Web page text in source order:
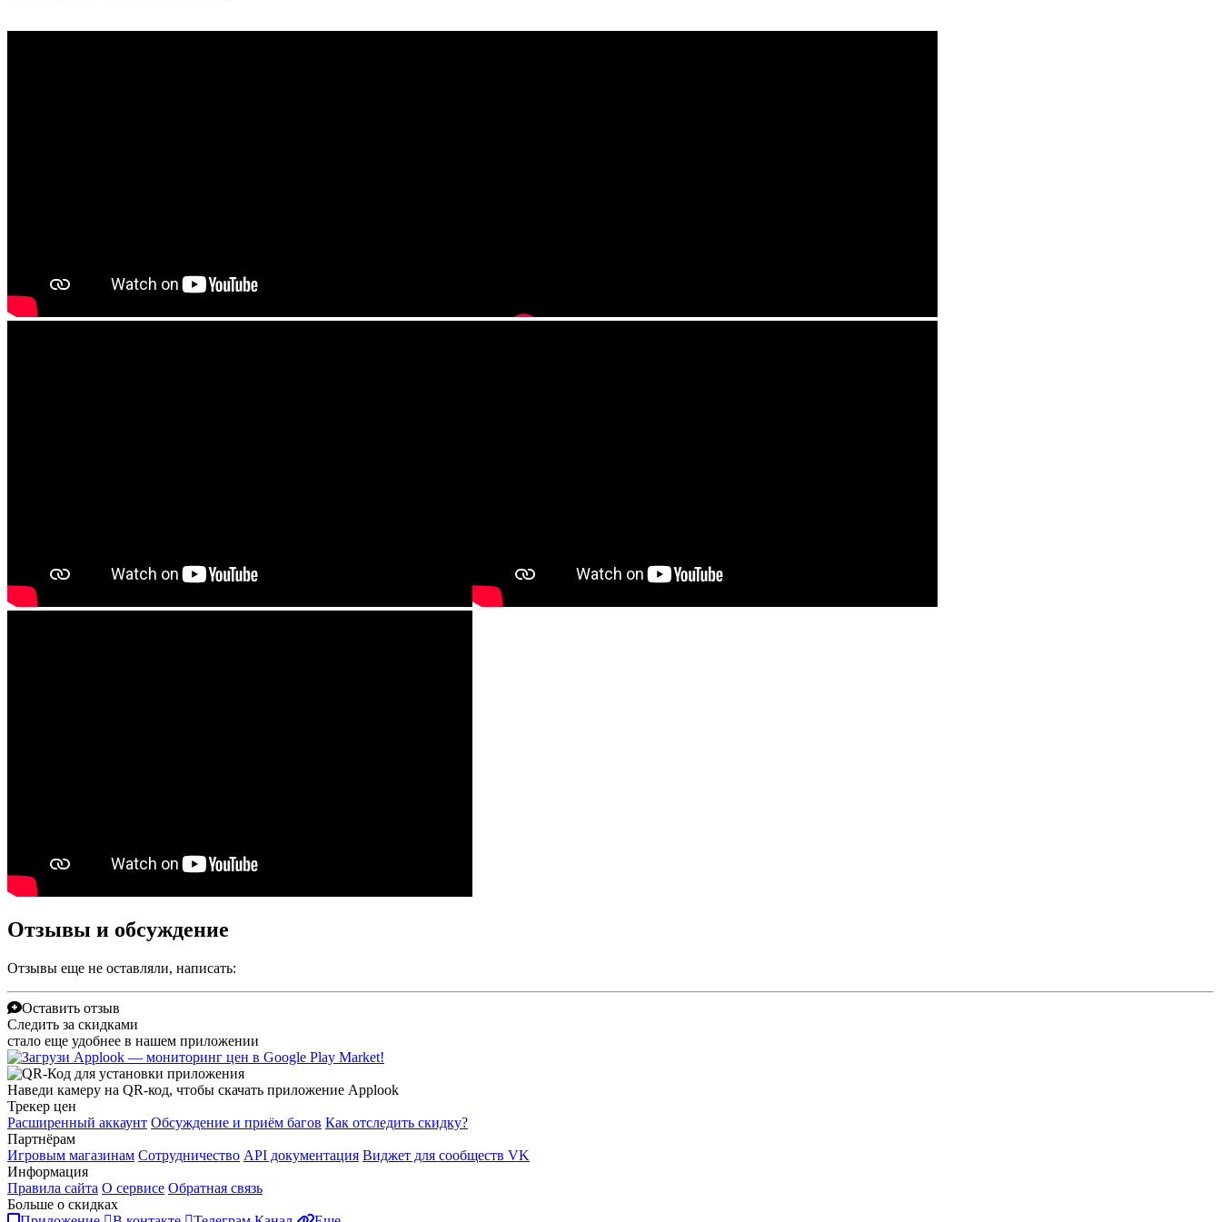
Отзывы и обсуждение
Отзывы еще не оставляли, написать:
Оставить отзыв
Следить за скидками
стало еще удобнее в нашем приложении
Наведи камеру на QR-код, чтобы скачать приложение Applook
Трекер цен
Расширенный аккаунт Обсуждение и приём багов Как отследить скидку?
Партнёрам
Игровым магазинам Сотрудничество API документация Виджет для сообществ VK
Информация
Правила сайта О сервисе Обратная связь
Больше о скидках